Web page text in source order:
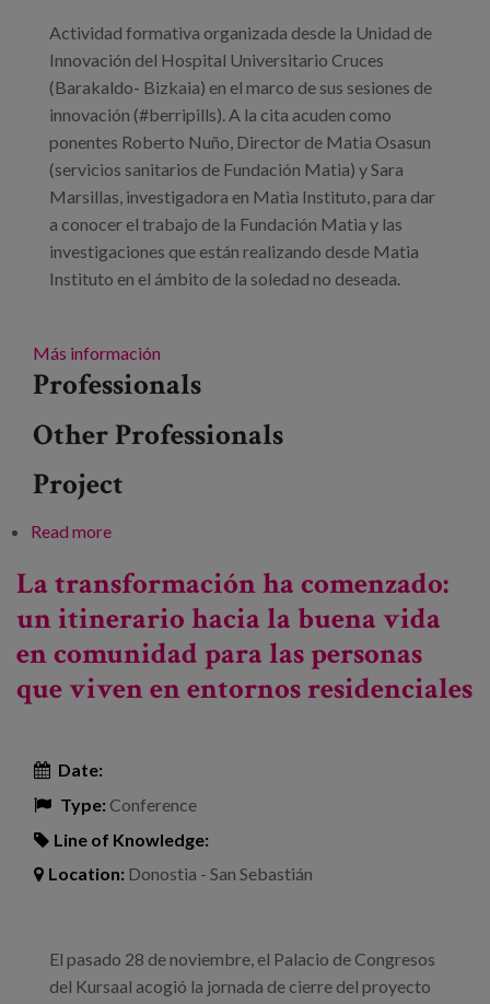
Press
Work with us
Actividad formativa organizada desde la Unidad de
Innovación del Hospital Universitario Cruces
(Barakaldo- Bizkaia) en el marco de sus sesiones de
innovación (#berripills). A la cita acuden como
ponentes Roberto Nuño, Director de Matia Osasun
(servicios sanitarios de Fundación Matia) y Sara
Marsillas, investigadora en Matia Instituto, para dar
a conocer el trabajo de la Fundación Matia y las
investigaciones que están realizando desde Matia
Instituto en el ámbito de la soledad no deseada.
Más información
Professionals
Other Professionals
Project
Read moreabout Las soledades: una cuestión común
La transformación ha comenzado:
un itinerario hacia la buena vida
en comunidad para las personas
que viven en entornos residenciales
Date:
Type:Conference
Line of Knowledge:
Location: Donostia - San Sebastián
El pasado 28 de noviembre, el Palacio de Congresos
del Kursaal acogió la jornada de cierre del proyecto